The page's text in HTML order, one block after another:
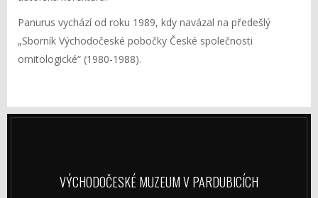
Panurus vychází od roku 1989, kdy navázal na předešlý
„Sborník Východočeské pobočky České společnosti
ornitologické“ (1980-1988).
VÝCHODOČESKÉ MUZEUM V PARDUBICÍCH